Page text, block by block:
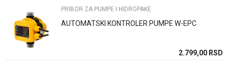
Poruka
PRIBOR ZA PUMPE I HIDROPAKE
AUTOMATSKI KONTROLER PUMPE W-EPC
2.799,00 RSD